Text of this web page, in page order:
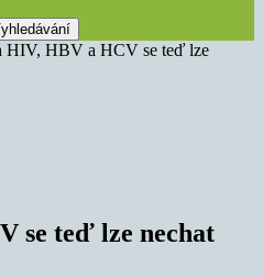
HIV, HBV a HCV se teď lze
se teď lze nechat